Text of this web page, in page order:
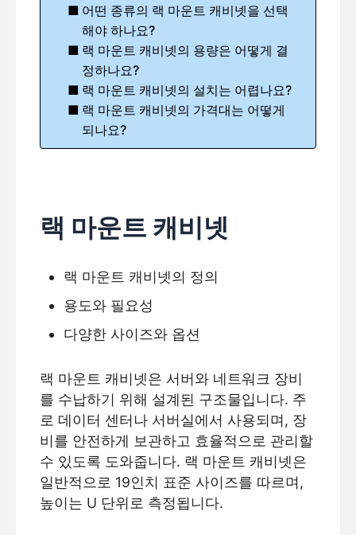
어떤 종류의 랙 마운트 캐비넷을 선택
해야 하나요?
랙 마운트 캐비넷의 용량은 어떻게 결
정하나요?
랙 마운트 캐비넷의 설치는 어렵나요?
랙 마운트 캐비넷의 가격대는 어떻게
되나요?
랙 마운트 캐비넷
랙 마운트 캐비넷의 정의
용도와 필요성
다양한 사이즈와 옵션
랙 마운트 캐비넷은 서버와 네트워크 장비
를 수납하기 위해 설계된 구조물입니다. 주
로 데이터 센터나 서버실에서 사용되며, 장
비를 안전하게 보관하고 효율적으로 관리할
수 있도록 도와줍니다. 랙 마운트 캐비넷은
일반적으로 19인치 표준 사이즈를 따르며,
높이는 U 단위로 측정됩니다.